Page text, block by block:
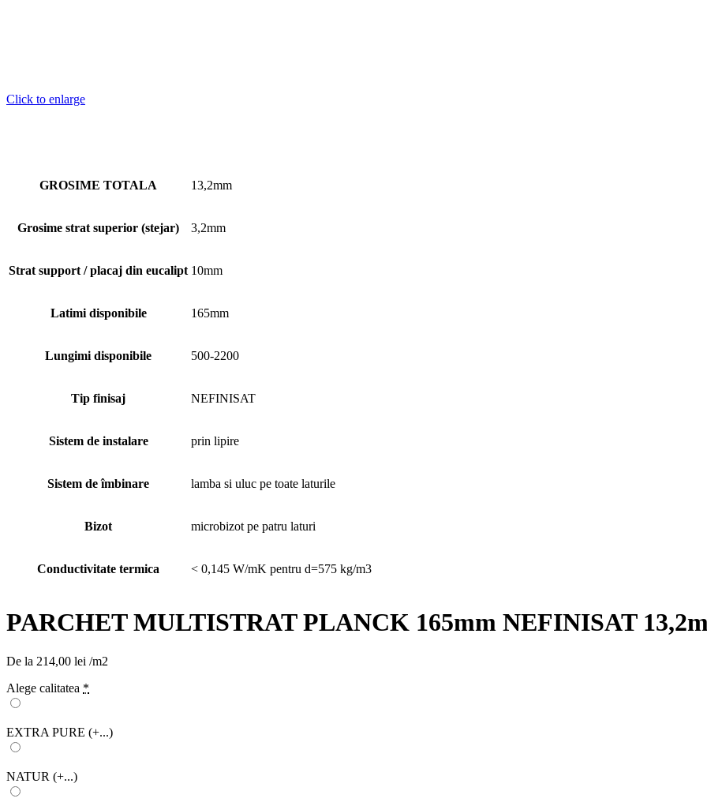
Click to enlarge
GROSIME TOTALA 13,2mm
Grosime strat superior (stejar) 3,2mm
Strat support / placaj din eucalipt 10mm
Latimi disponibile 165mm
Lungimi disponibile 500-2200
Tip finisaj NEFINISAT
Sistem de instalare prin lipire
Sistem de îmbinare lamba si uluc pe toate laturile
Bizot microbizot pe patru laturi
Conductivitate termica < 0,145 W/mK pentru d=575 kg/m3
PARCHET MULTISTRAT PLANCK 165mm NEFINISAT
De la 214,00 lei /m2
Alege calitatea *
EXTRA PURE (+...)
NATUR (+...)